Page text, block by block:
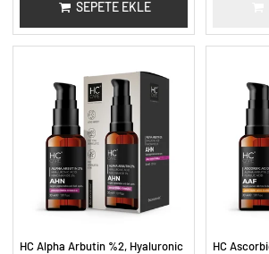
SEPETE EKLE
HC Alpha Arbutin %2, Hyaluronic
HC